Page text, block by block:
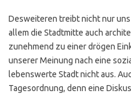
Desweiteren treibt nicht nur
allem die Stadtmitte auch
zunehmend zu einer drögen
unserer Meinung nach eine
lebenswerte Stadt nicht aus.
Tagesordnung, denn eine